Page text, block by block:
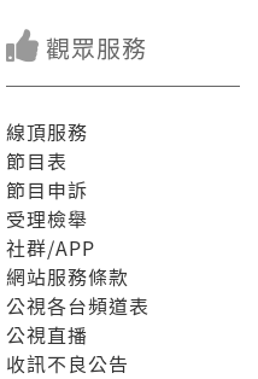
觀眾服務
線頂服務
節目表
節目申訴
受理檢舉
社群/APP
網站服務條款
公視各台頻道表
公視直播
收訊不良公告